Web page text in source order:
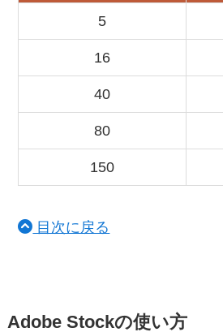
5
16
40
80
150
目次に戻る
Adobe Stockの使い方